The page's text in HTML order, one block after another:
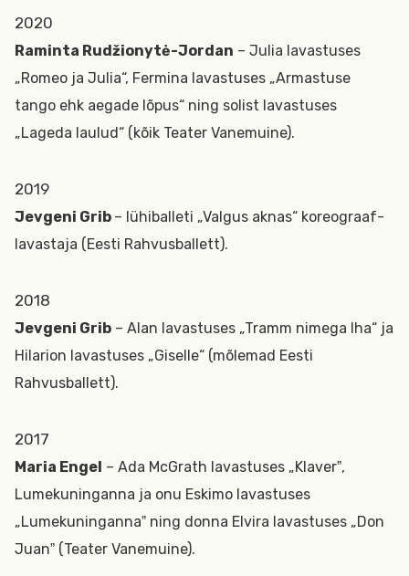
2020
Raminta Rudžionytė-Jordan – Julia lavastuses
„Romeo ja Julia“, Fermina lavastuses „Armastuse
tango ehk aegade lõpus“ ning solist lavastuses
„Lageda laulud“ (kõik Teater Vanemuine).
2019
Jevgeni Grib – lühiballeti „Valgus aknas“ koreograaf-
lavastaja (Eesti Rahvusballett).
2018
Jevgeni Grib – Alan lavastuses „Tramm nimega Iha“ ja
Hilarion lavastuses „Giselle“ (mõlemad Eesti
Rahvusballett).
2017
Maria Engel – Ada McGrath lavastuses „Klaverˮ,
Lumekuninganna ja onu Eskimo lavastuses
„Lumekuningannaˮ ning donna Elvira lavastuses „Don
Juanˮ (Teater Vanemuine).